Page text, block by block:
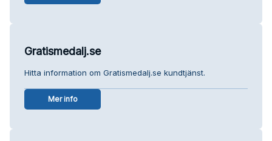
Gratismedalj.se
Hitta information om Gratismedalj.se kundtjänst.
Mer info